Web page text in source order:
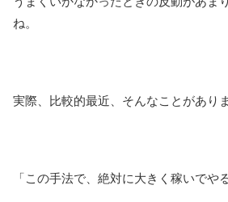
ね。
実際、比較的最近、そんなことがあり
「この手法で、絶対に大きく稼いでや